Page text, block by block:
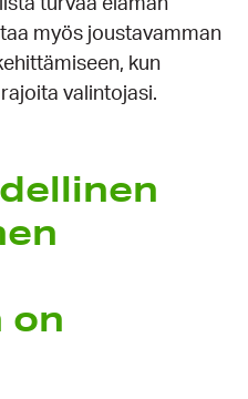
turvaa elämän
myös joustavamman
kun
valintojasi.
on